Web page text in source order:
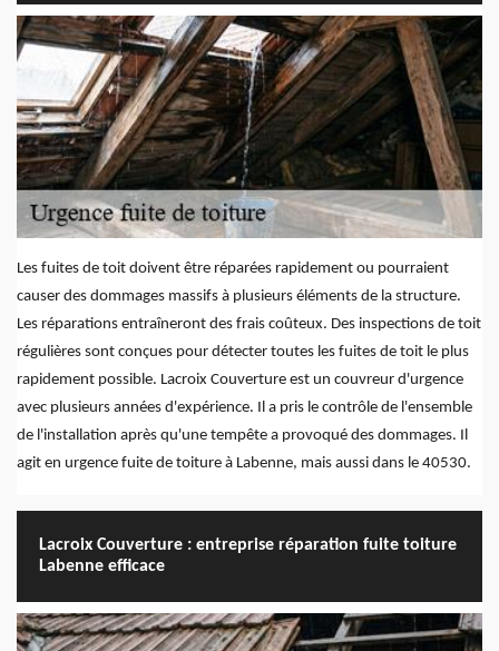
Les fuites de toit doivent être réparées rapidement ou pourraient
causer des dommages massifs à plusieurs éléments de la structure.
Les réparations entraîneront des frais coûteux. Des inspections de toit
régulières sont conçues pour détecter toutes les fuites de toit le plus
rapidement possible. Lacroix Couverture est un couvreur d'urgence
avec plusieurs années d'expérience. Il a pris le contrôle de l'ensemble
de l'installation après qu'une tempête a provoqué des dommages. Il
agit en urgence fuite de toiture à Labenne, mais aussi dans le 40530.
Lacroix Couverture : entreprise réparation fuite toiture
Labenne efficace